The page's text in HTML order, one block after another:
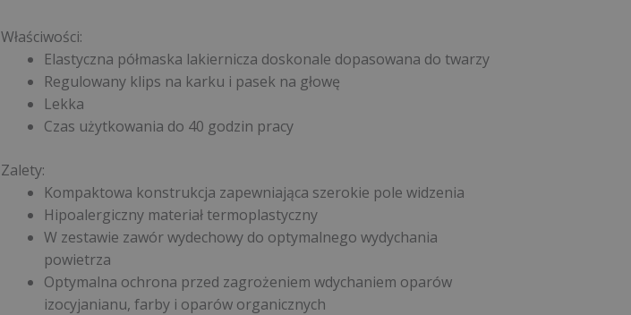
Właściwości:
Elastyczna półmaska lakiernicza doskonale dopasowana do twarzy
Regulowany klips na karku i pasek na głowę
Lekka
Czas użytkowania do 40 godzin pracy
Zalety:
Kompaktowa konstrukcja zapewniająca szerokie pole widzenia
Hipoalergiczny materiał termoplastyczny
W zestawie zawór wydechowy do optymalnego wydychania
powietrza
Optymalna ochrona przed zagrożeniem wdychaniem oparów
izocyjanianu, farby i oparów organicznych